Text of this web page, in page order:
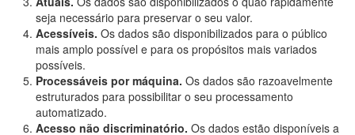
seja necessário para preservar o seu valor.
Acessíveis. Os dados são disponibilizados para o público
mais amplo possível e para os propósitos mais variados
possíveis.
Processáveis por máquina. Os dados são razoavelmente
estruturados para possibilitar o seu processamento
automatizado.
Acesso não discriminatório. Os dados estão disponíveis a